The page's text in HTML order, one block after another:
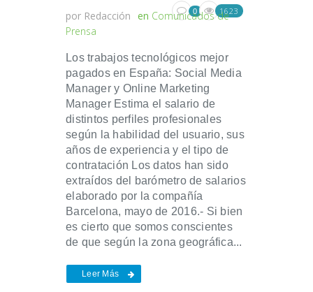
por Redacción en Comunicados de
Prensa
0 1623
Los trabajos tecnológicos mejor
pagados en España: Social Media
Manager y Online Marketing
Manager Estima el salario de
distintos perfiles profesionales
según la habilidad del usuario, sus
años de experiencia y el tipo de
contratación Los datos han sido
extraídos del barómetro de salarios
elaborado por la compañía
Barcelona, mayo de 2016.- Si bien
es cierto que somos conscientes
de que según la zona geográfica...
Leer Más